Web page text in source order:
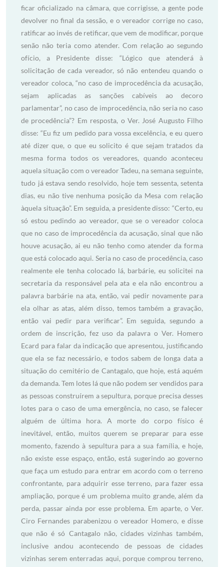
ficar oficializado na câmara, que corrigisse, a gente pode
devolver no final da sessão, e o vereador corrige no caso,
ratificar ao invés de retificar, que vem de modificar, porque
senão não teria como atender. Com relação ao segundo
ofício, a Presidente disse: “Lógico que atenderá à
solicitação de cada vereador, só não entendeu quando o
vereador coloca, “no caso de improcedência da acusação,
sejam aplicadas as sanções cabíveis ao decoro
parlamentar”, no caso de improcedência, não seria no caso
de procedência”? Em resposta, o Ver. José Augusto Filho
disse: “Eu fiz um pedido para vossa excelência, e eu quero
até dizer que, o que eu solicito é que sejam tratados da
mesma forma todos os vereadores, quando aconteceu
aquela situação com o vereador Tadeu, na semana seguinte,
tudo já estava sendo resolvido, hoje tem sessenta, setenta
dias, eu não tive nenhuma posição da Mesa com relação
àquela situação”. Em seguida, a presidente disso: “Certo, eu
só estou pedindo ao vereador, que se o vereador coloca
que no caso de improcedência da acusação, sinal que não
houve acusação, ai eu não tenho como atender da forma
que está colocado aqui. Seria no caso de procedência, caso
realmente ele tenha colocado lá, barbárie, eu solicitei na
secretaria da responsável pela ata e ela não encontrou a
palavra barbárie na ata, então, vai pedir novamente para
ela olhar as atas, além disso, temos também a gravação,
então vai pedir para verificar”. Em seguida, segundo a
ordem de inscrição, fez uso da palavra o Ver. Homero
Ecard para falar da indicação que apresentou, justificando
que ela se faz necessário, e todos sabem de longa data a
situação do cemitério de Cantagalo, que hoje, está aquém
da demanda. Tem lotes lá que não podem ser vendidos para
as pessoas construírem a sepultura, porque precisa desses
lotes para o caso de uma emergência, no caso, se falecer
alguém de última hora. A morte do corpo físico é
inevitável, então, muitos querem se preparar para esse
momento, fazendo à sepultura para a sua família, e hoje,
não existe esse espaço, então, está sugerindo ao governo
que faça um estudo para entrar em acordo com o terreno
confrontante, para adquirir esse terreno, para fazer essa
ampliação, porque é um problema muito grande, além da
perda, passar ainda por esse problema. Em aparte, o Ver.
Ciro Fernandes parabenizou o vereador Homero, e disse
que não é só Cantagalo não, cidades vizinhas também,
inclusive andou acontecendo de pessoas de cidades
vizinhas serem enterradas aqui, porque comprou terreno,